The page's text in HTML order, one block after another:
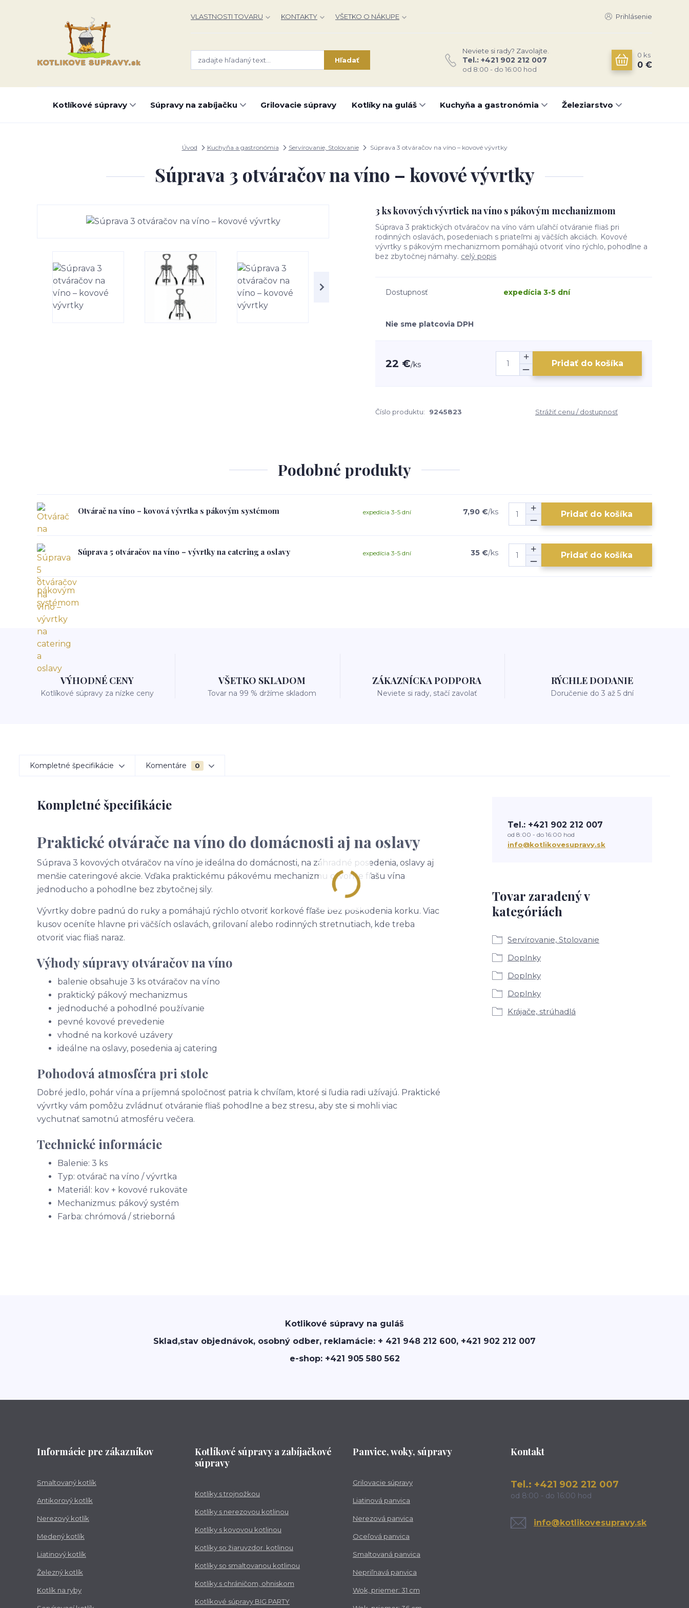
VLASTNOSTI TOVARU KONTAKTY VŠETKO O NÁKUPE Prihlásenie
Hľadať
Neviete si rady? Zavolajte.
Tel.: +421 902 212 007
od 8:00 - do 16:00 hod
0 ks
0 €
Kotlíkové súpravy Súpravy na zabíjačku Grilovacie súpravy Kotlíky na guláš Kuchyňa a gastronómia Železiarstvo
Úvod Kuchyňa a gastronómia Servírovanie, Stolovanie Súprava 3 otváračov na víno – kovové vývrtky
Súprava 3 otváračov na víno – kovové vývrtky
3 ks kovových vývrtiek na víno s pákovým mechanizmom
Súprava 3 praktických otváračov na víno vám uľahčí otváranie fliaš pri
rodinných oslavách, posedeniach s priateľmi aj väčších akciách. Kovové
vývrtky s pákovým mechanizmom pomáhajú otvoriť víno rýchlo, pohodlne a
bez zbytočnej námahy. celý popis
Dostupnosť expedícia 3-5 dní
Nie sme platcovia DPH
22 €/ks Pridať do košíka
Číslo produktu: 9245823 Strážiť cenu / dostupnosť
Podobné produkty
Otvárač na víno – kovová vývrtka s pákovým systémom 7,90 €/ks
expedícia 3-5 dní Pridať do košíka
Súprava 5 otváračov na víno – vývrtky na catering a oslavy 35 €/ks
expedícia 3-5 dní Pridať do košíka
VÝHODNÉ CENY
Kotlíkové súpravy za nízke ceny
VŠETKO SKLADOM
Tovar na 99 % držíme skladom
ZÁKAZNÍCKA PODPORA
Neviete si rady, stačí zavolať
RÝCHLE DODANIE
Doručenie do 3 až 5 dní
Kompletné špecifikácie Komentáre 0
Kompletné špecifikácie
Praktické otvárače na víno do domácnosti aj na oslavy
Súprava 3 kovových otváračov na víno je ideálna do domácnosti, na záhradné posedenia, oslavy aj
menšie cateringové akcie. Vďaka praktickému pákovému mechanizmu otvoríte fľašu vína
jednoducho a pohodlne bez zbytočnej sily.
Vývrtky dobre padnú do ruky a pomáhajú rýchlo otvoriť korkové fľaše bez poškodenia korku. Viac
kusov oceníte hlavne pri väčších oslavách, grilovaní alebo rodinných stretnutiach, kde treba
otvoriť viac fliaš naraz.
Výhody súpravy otváračov na víno
balenie obsahuje 3 ks otváračov na víno
praktický pákový mechanizmus
jednoduché a pohodlné používanie
pevné kovové prevedenie
vhodné na korkové uzávery
ideálne na oslavy, posedenia aj catering
Pohodová atmosféra pri stole
Dobré jedlo, pohár vína a príjemná spoločnosť patria k chvíľam, ktoré si ľudia radi užívajú. Praktické
vývrtky vám pomôžu zvládnuť otváranie fliaš pohodlne a bez stresu, aby ste si mohli viac
vychutnať samotnú atmosféru večera.
Technické informácie
Balenie: 3 ks
Typ: otvárač na víno / vývrtka
Materiál: kov + kovové rukoväte
Mechanizmus: pákový systém
Farba: chrómová / strieborná
Tovar zaradený v
kategóriách
Servírovanie, Stolovanie
Doplnky
Doplnky
Doplnky
Krájače, strúhadlá
Tel.: +421 902 212 007
od 8:00 - do 16:00 hod
info@kotlikovesupravy.sk
Kotlikové súpravy na guláš
Sklad,stav objednávok, osobný odber, reklamácie: + 421 948 212 600, +421 902 212 007
e-shop: +421 905 580 562
Informácie pre zákazníkov
Smaltovaný kotlík
Antikorový kotlík
Nerezový kotlík
Medený kotlík
Liatinový kotlík
Železný kotlík
Kotlík na ryby
Kotlíkové súpravy a zabíjačkové
súpravy
Kotlíky s trojnožkou
Kotlíky s nerezovou kotlinou
Kotlíky s kovovou kotlinou
Kotlíky so žiaruvzdor. kotlinou
Kotlíky so smaltovanou kotlinou
Kotlíky s chráničom, ohniskom
Kotlíkové súpravy BIG PARTY
Panvice, woky, súpravy
Grilovacie súpravy
Liatinová panvica
Nerezová panvica
Oceľová panvica
Smaltovaná panvica
Nepriľnavá panvica
Wok, priemer: 31 cm
Kontakt
Tel.: +421 902 212 007
od 8:00 - do 16:00 hod
info@kotlikovesupravy.sk